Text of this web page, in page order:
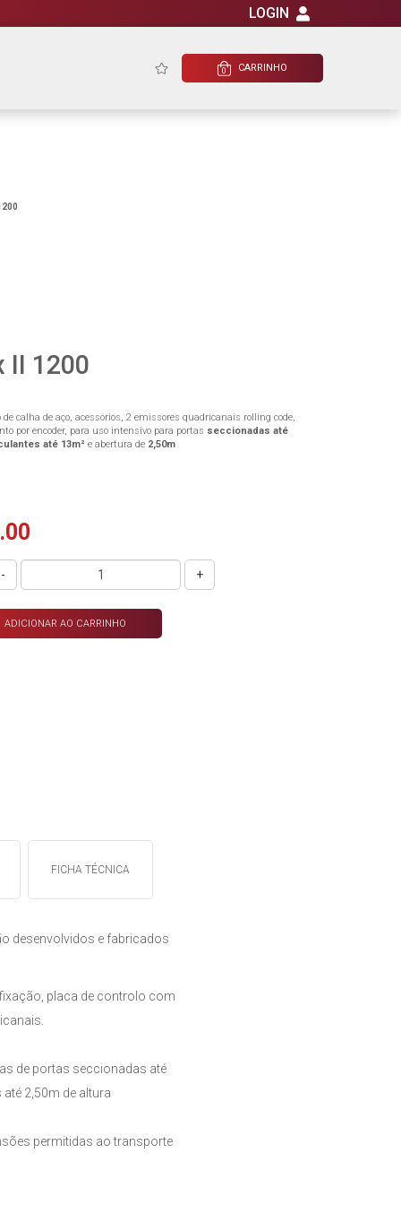
CARRINHO
0
LOGIN
II 1200
de calha de aço, acessórios, 2 emissores quadricanais rolling code,
por encoder, para uso intensivo para portas seccionadas até
até 13m² e abertura de 2,50m
- +
ADICIONAR AO CARRINHO
FICHA TÉCNICA
desenvolvidos e fabricados
placa de controlo com
de portas seccionadas até
2,50m de altura
permitidas ao transporte